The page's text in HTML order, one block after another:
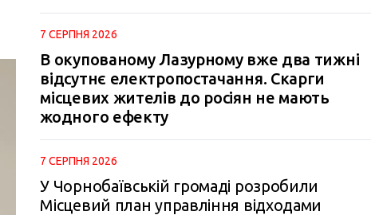
7 СЕРПНЯ 2026
В окупованому Лазурному вже два тижні
відсутнє електропостачання. Скарги
місцевих жителів до росіян не мають
жодного ефекту
7 СЕРПНЯ 2026
У Чорнобаївській громаді розробили
Місцевий план управління відходами